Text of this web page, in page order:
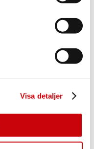
Visa detaljer